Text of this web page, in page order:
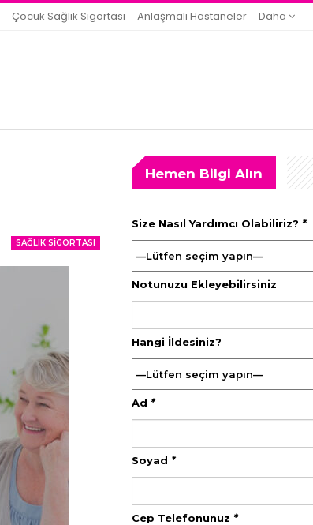
Çocuk Sağlık Sigortası Anlaşmalı Hastaneler Daha
SAĞLIK SIGORTASI
Hemen Bilgi Alın
Size Nasıl Yardımcı Olabiliriz? *
Notunuzu Ekleyebilirsiniz
Hangi İldesiniz?
Ad *
Soyad *
Cep Telefonunuz *